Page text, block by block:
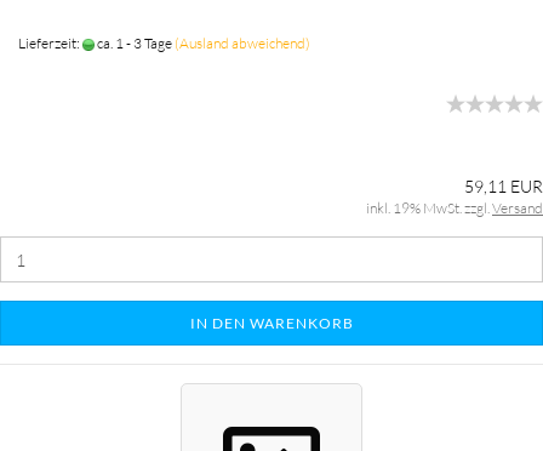
Lieferzeit: ca. 1 - 3 Tage (Ausland abweichend)
59,11 EUR
inkl. 19% MwSt. zzgl.Versand
IN DEN WARENKORB